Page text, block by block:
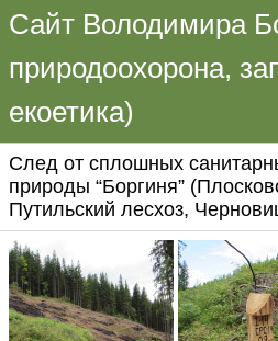
Сайт Володимира
природоохорона,
екоетика)
След от сплошных
природы “Боргиня”
Путильский лесхоз,